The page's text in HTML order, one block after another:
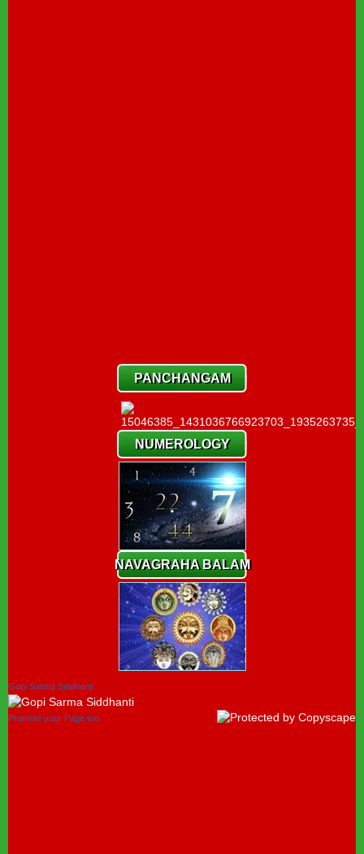
PANCHANGAM
NUMEROLOGY
NAVAGRAHA BALAM
Gopi Sarma Siddhanti
Promote your Page too